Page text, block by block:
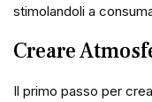
stimolandoli a
Creare
Il primo passo per